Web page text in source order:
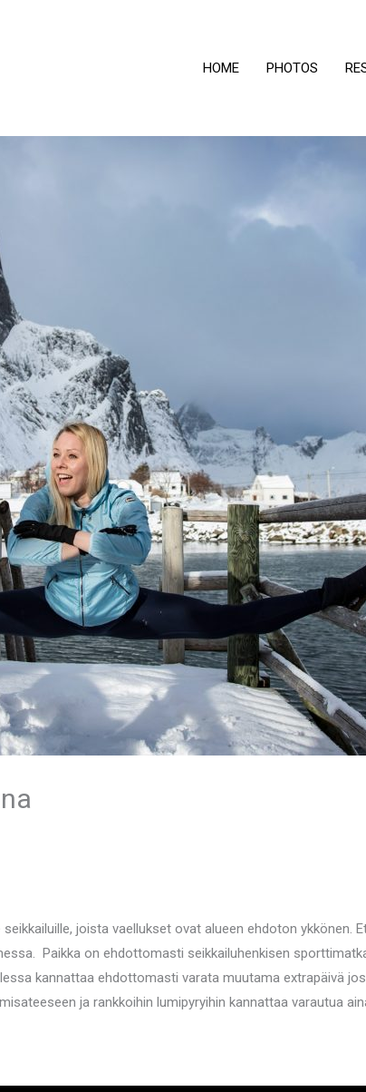
HOME PHOTOS
joista vaellukset ovat alueen ehdoton ykkönen.
Paikka on ehdottomasti seikkailuhenkisen
kannattaa ehdottomasti varata muutama extrapäivä
ja rankkoihin lumipyryihin kannattaa varautua